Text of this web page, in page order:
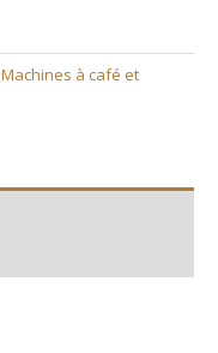
Machines à café et